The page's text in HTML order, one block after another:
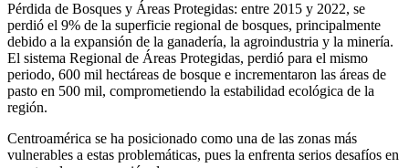
Pérdida de Bosques y Áreas Protegidas: entre 2015 y 2022, se
perdió el 9% de la superficie regional de bosques, principalmente
debido a la expansión de la ganadería, la agroindustria y la minería.
El sistema Regional de Áreas Protegidas, perdió para el mismo
periodo, 600 mil hectáreas de bosque e incrementaron las áreas de
pasto en 500 mil, comprometiendo la estabilidad ecológica de la
región.
Centroamérica se ha posicionado como una de las zonas más
vulnerables a estas problemáticas, pues la enfrenta serios desafíos en